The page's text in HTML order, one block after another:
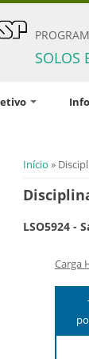
SOLOS
solicitada
Afirmativas
Você está
Início »
LSO5924 -
Carga